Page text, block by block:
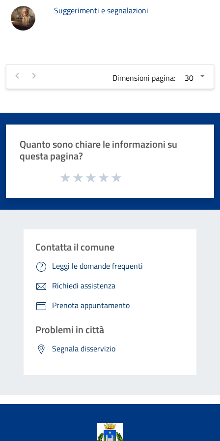
Suggerimenti e segnalazioni
Dimensioni pagina:
Quanto sono chiare le informazioni su
questa pagina?
Valuta da 1 a 5 stelle la pagina
Contatta il comune
Leggi le domande frequenti
Richiedi assistenza
Prenota appuntamento
Problemi in città
Segnala disservizio